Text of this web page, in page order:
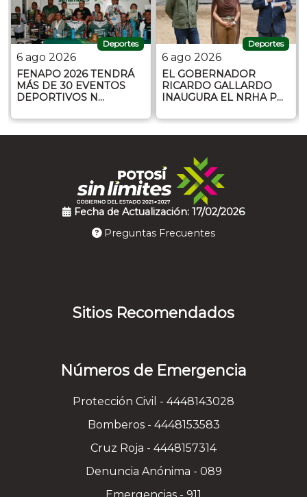
Deportes
6 ago 2026
FENAPO 2026 TENDRÁ
MÁS DE 30 EVENTOS
DEPORTIVOS N…
Deportes
6 ago 2026
EL GOBERNADOR
RICARDO GALLARDO
INAUGURA EL NRHA P…
Fecha de Actualización: 17/02/2026
Preguntas Frecuentes
Sitios Recomendados
Números de Emergencia
Protección Civil - 4448143028
Bomberos - 4448153583
Cruz Roja - 4448157314
Denuncia Anónima - 089